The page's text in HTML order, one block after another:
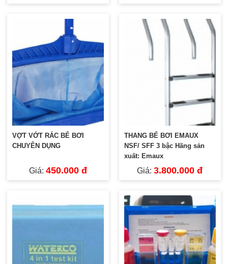
VỢT VỚT RÁC BỂ BƠI
CHUYÊN DỤNG
Giá:450.000 đ
THANG BỂ BƠI EMAUX
NSF/ SFF 3 bậc Hãng sản
xuất: Emaux
Giá:3.800.000 đ